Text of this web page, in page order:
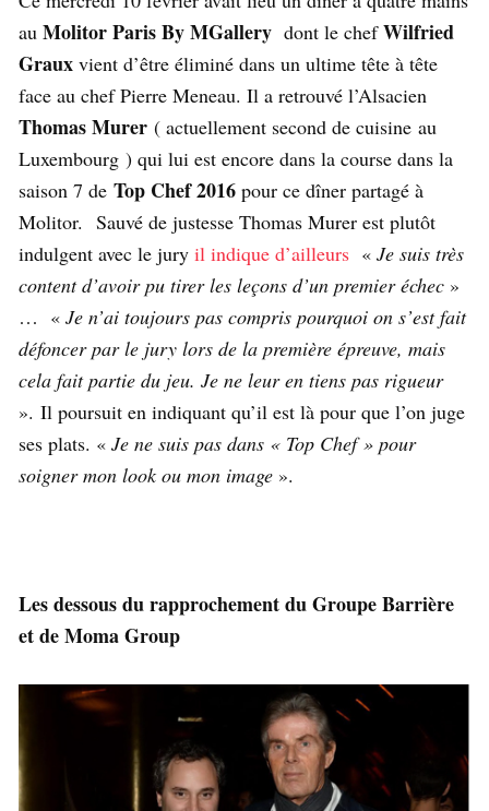
au Molitor Paris By MGallery dont le chefWilfried
Graux vient d’être éliminé dans un ultime tête à tête
face au chef Pierre Meneau. Il a retrouvé l’Alsacien
Thomas Murer ( actuellement second de cuisine au
Luxembourg ) qui lui est encore dans la course dans la
saison 7 de Top Chef 2016 pour ce dîner partagé à
Molitor. Sauvé de justesse Thomas Murer est plutôt
indulgent avec le jury il indique d’ailleurs « Je suis très
content d’avoir pu tirer les leçons d’un premier échec »
… « Je n’ai toujours pas compris pourquoi on s’est fait
défoncer par le jury lors de la première épreuve, mais
cela fait partie du jeu. Je ne leur en tiens pas rigueur
». Il poursuit en indiquant qu’il est là pour que l’on juge
ses plats. « Je ne suis pas dans « Top Chef » pour
soigner mon look ou mon image ».
Les dessous du rapprochement du Groupe Barrière
et de Moma Group